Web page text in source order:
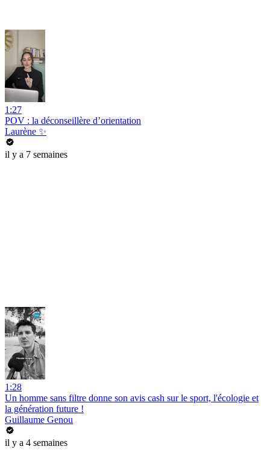
1:27
POV : la déconseillère d’orientation
Laurène ✨
il y a 7 semaines
1:28
Un homme sans filtre donne son avis cash sur le sport, l'écologie et
la génération future !
Guillaume Genou
il y a 4 semaines